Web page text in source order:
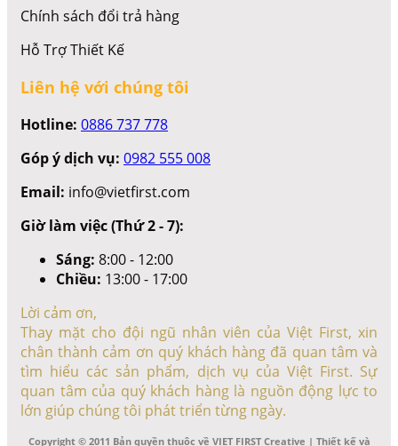
Chính sách đổi trả hàng
Hỗ Trợ Thiết Kế
Liên hệ với chúng tôi
Hotline: 0886 737 778
Góp ý dịch vụ: 0982 555 008
Email: info@vietfirst.com
Giờ làm việc (Thứ 2 - 7):
Sáng: 8:00 - 12:00
Chiều: 13:00 - 17:00
Lời cảm ơn,
Thay mặt cho đội ngũ nhân viên của Việt First, xin
chân thành cảm ơn quý khách hàng đã quan tâm và
tìm hiểu các sản phẩm, dịch vụ của Việt First. Sự
quan tâm của quý khách hàng là nguồn động lực to
lớn giúp chúng tôi phát triển từng ngày.
Copyright © 2011 Bản quyền thuộc về VIET FIRST Creative | Thiết kế và